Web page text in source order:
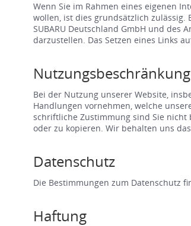
Wenn Sie im Rahmen eines eigenen
wollen, ist dies grundsätzlich
SUBARU Deutschland GmbH und des
darzustellen. Das Setzen eines Links
Bei der Nutzung unserer Website,
Handlungen vornehmen, welche
schriftliche Zustimmung sind Sie nicht
oder zu kopieren. Wir behalten uns
Datenschutz
Die Bestimmungen zum Datenschutz
Haftung